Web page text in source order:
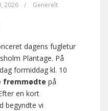
2026 / Generelt
dagens fugletur
Plantage. På
formiddag kl. 10
fremmødte på
en kort
begyndte vi